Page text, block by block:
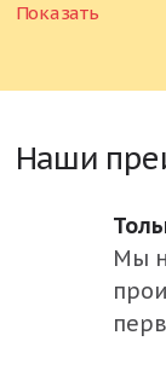
Показать
Белгородская
Владимирская
Вологодская
Наши
Мы